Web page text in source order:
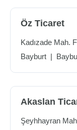
Öz Ticaret
Kadızade Mah.
Bayburt |
Akaslan
Şeyhhayran